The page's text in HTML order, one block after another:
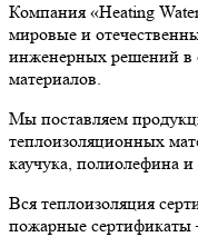
Компания «Heating
мировые и
инженерных решений в
материалов.
Мы поставляем
теплоизоляционных
каучука, полиолефина
Вся теплоизоляция
пожарные сертификаты